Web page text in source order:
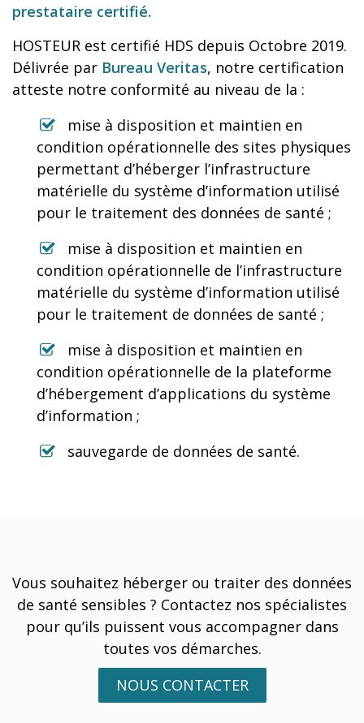
prestataire certifié.
HOSTEUR est certifié HDS depuis Octobre 2019.
Délivrée par Bureau Veritas, notre certification
atteste notre conformité au niveau de la :
mise à disposition et maintien en
condition opérationnelle des sites physiques
permettant d’héberger l’infrastructure
matérielle du système d’information utilisé
pour le traitement des données de santé ;
mise à disposition et maintien en
condition opérationnelle de l’infrastructure
matérielle du système d’information utilisé
pour le traitement de données de santé ;
mise à disposition et maintien en
condition opérationnelle de la plateforme
d’hébergement d’applications du système
d’information ;
sauvegarde de données de santé.
Vous souhaitez héberger ou traiter des données
de santé sensibles ? Contactez nos spécialistes
pour qu’ils puissent vous accompagner dans
toutes vos démarches.
NOUS CONTACTER